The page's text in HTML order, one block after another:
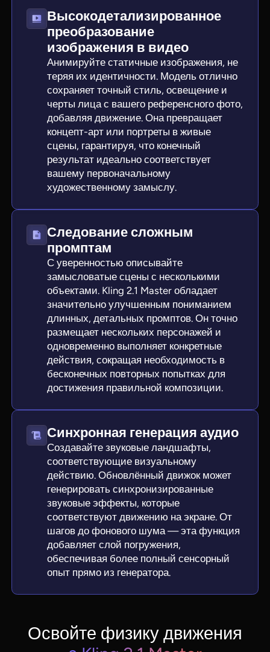
Высокодетализированное
преобразование
изображения в видео
Анимируйте статичные изображения, не
теряя их идентичности. Модель отлично
сохраняет точный стиль, освещение и
черты лица с вашего референсного фото,
добавляя движение. Она превращает
концепт-арт или портреты в живые
сцены, гарантируя, что конечный
результат идеально соответствует
вашему первоначальному
художественному замыслу.
Следование сложным
промптам
С уверенностью описывайте
замысловатые сцены с несколькими
объектами. Kling 2.1 Master обладает
значительно улучшенным пониманием
длинных, детальных промптов. Он точно
размещает нескольких персонажей и
одновременно выполняет конкретные
действия, сокращая необходимость в
бесконечных повторных попытках для
достижения правильной композиции.
Синхронная генерация аудио
Создавайте звуковые ландшафты,
соответствующие визуальному
действию. Обновлённый движок может
генерировать синхронизированные
звуковые эффекты, которые
соответствуют движению на экране. От
шагов до фонового шума — эта функция
добавляет слой погружения,
обеспечивая более полный сенсорный
опыт прямо из генератора.
Освойте физику движения